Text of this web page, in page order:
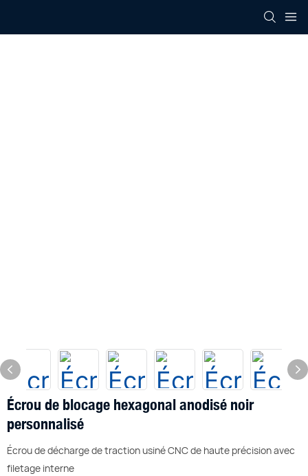
Écrou de blocage hexagonal anodisé noir
personnalisé
Écrou de décharge de traction usiné CNC de haute précision avec
filetage interne